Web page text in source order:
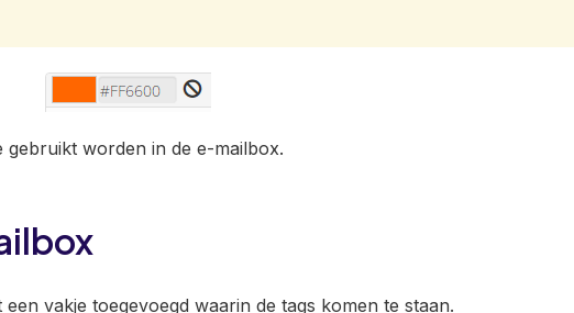
gebruikt worden in de e-mailbox.
vakje toegevoegd waarin de tags komen te staan.